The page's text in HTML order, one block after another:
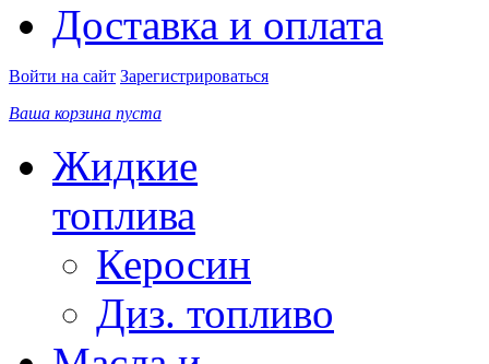
Доставка и оплата
Войти на сайт Зарегистрироваться
Ваша корзина пуста
Жидкие
топлива
Керосин
Диз. топливо